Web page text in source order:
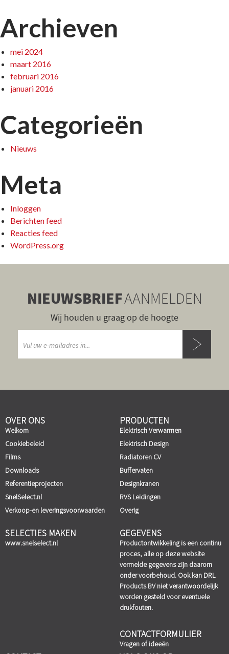
Archieven
mei 2024
maart 2016
februari 2016
januari 2016
Categorieën
Nieuws
Meta
Inloggen
Berichten feed
Reacties feed
WordPress.org
NIEUWSBRIEFAANMELDEN
Wij houden u graag op de hoogte
OVER ONS
Welkom
Cookiebeleid
Films
Downloads
Referentieprojecten
SnelSelect.nl
Verkoop-en leveringsvoorwaarden
PRODUCTEN
Elektrisch Verwarmen
Elektrisch Design
Radiatoren CV
Buffervaten
Designkranen
RVS Leidingen
Overig
SELECTIES MAKEN
www.snelselect.nl
GEGEVENS
Productontwikkeling is een continu
proces, alle op deze website
vermelde gegevens zijn daarom
onder voorbehoud. Ook kan DRL
Products BV niet verantwoordelijk
worden gesteld voor eventuele
drukfouten.
CONTACTFORMULIER
Vragen of ideeën